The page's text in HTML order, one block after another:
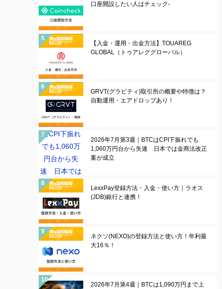
口座開設したい人はチェック-
【入金・運用・出金方法】TOUAREG
GLOBAL（トゥアレググローバル）
GRVT(グラビティ)取引所の概要や特徴は？
自動運用・エアドロップあり！
2026年7月第3週｜BTCはCPI下振れでも
1,060万円台から失速 日本では金商法改正
案が成立
LexxPay登録方法・入金・使い方｜ラオス
(JDB)銀行と連携！
ネクソ(NEXO)の登録方法と使い方！年利最
大16％！
2026年7月第4週｜BTCは1,090万円まで上